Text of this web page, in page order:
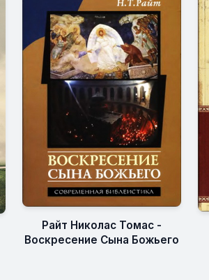
Райт Николас Томас -
Воскресение Сына Божьего